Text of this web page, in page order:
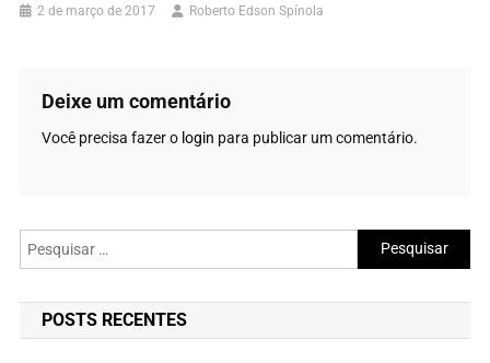
2 de março de 2017 Roberto Edson Spínola
Deixe um comentário
Você precisa fazer o login para publicar um comentário.
Pesquisar
por:
POSTS RECENTES